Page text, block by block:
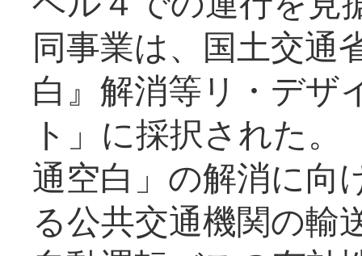
同事業は、国土交通
白』解消等リ・デザ
ト」に採択された
通空白」の解消に向
る公共交通機関の輸